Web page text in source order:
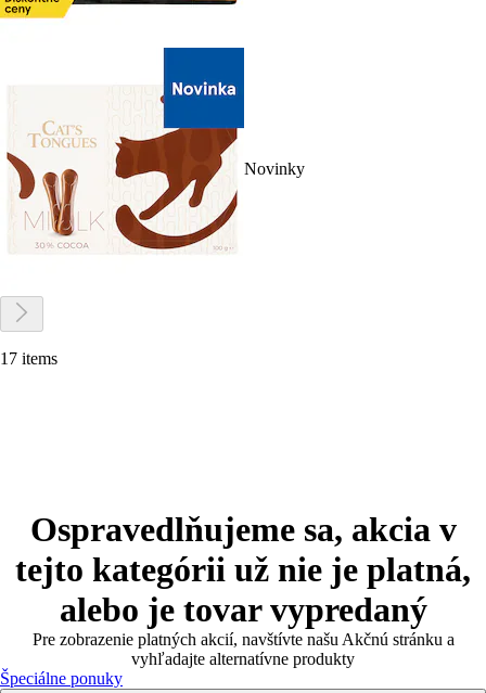
Novinky
17 items
Ospravedlňujeme sa, akcia v
tejto kategórii už nie je platná,
alebo je tovar vypredaný
Pre zobrazenie platných akcií, navštívte našu Akčnú stránku a
vyhľadajte alternatívne produkty
Špeciálne ponuky